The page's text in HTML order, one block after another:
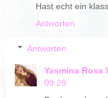
Hast echt ein
Antworten
Antworten
Yasmina Rosa
09:29